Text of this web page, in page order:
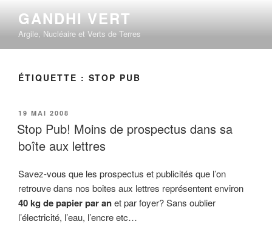
contenu
principal
GANDHI VERT
Argile, Nucléaire et Verts de Terres
ÉTIQUETTE : STOP PUB
PUBLIÉ
LE
19 MAI 2008
Stop Pub! Moins de prospectus dans sa
boîte aux lettres
Savez-vous que les prospectus et publicités que l’on
retrouve dans nos boites aux lettres représentent environ
40 kg de papier par anet par foyer? Sans oublier
l’électricité, l’eau, l’encre etc…